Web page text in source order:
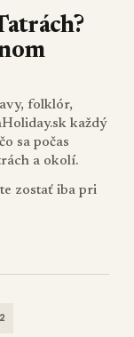
folklór,
každý
sa počas
a okolí.
zostať iba pri